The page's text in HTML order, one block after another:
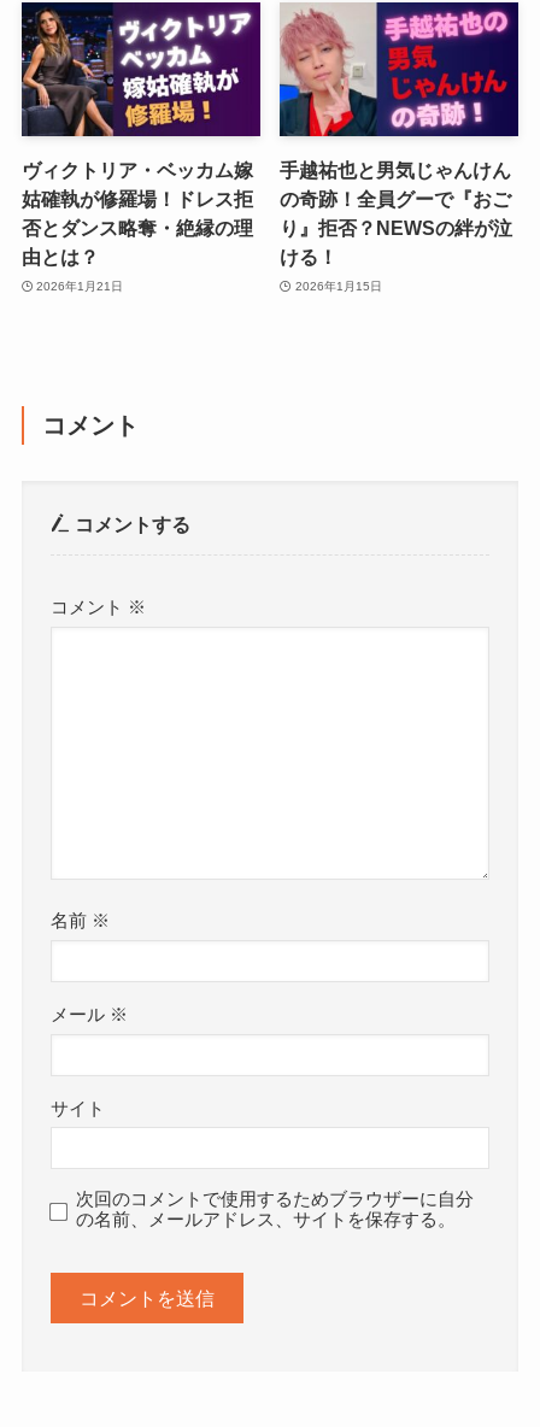
ヴィクトリア・ベッカム嫁
姑確執が修羅場！ドレス拒
否とダンス略奪・絶縁の理
由とは？
2026年1月21日
手越祐也と男気じゃんけん
の奇跡！全員グーで『おご
り』拒否？NEWSの絆が泣
ける！
2026年1月15日
コメント
コメントする
コメント ※
名前 ※
メール ※
サイト
次回のコメントで使用するためブラウザーに自分
の名前、メールアドレス、サイトを保存する。